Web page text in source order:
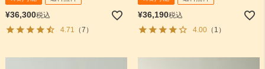
¥36,300税込
4.71
（7）
¥36,190税込
4.00（1）